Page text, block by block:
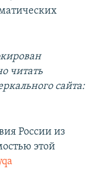
читать
сайта:
России из
этой